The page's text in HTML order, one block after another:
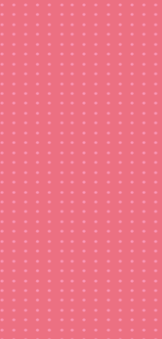
作権申請可
万キロのフィル